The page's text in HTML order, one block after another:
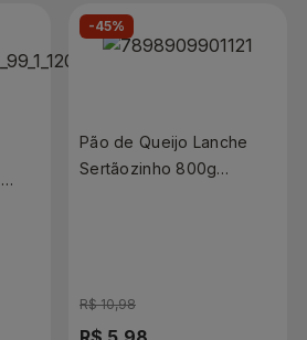
-45%
Pão de Queijo Lanche
Sertãozinho 800g
R$ 10,98